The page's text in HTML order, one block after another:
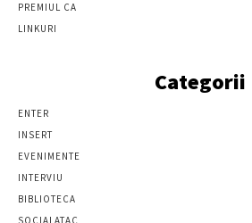
PREMIUL CA
LINKURI
Categorii
ENTER
INSERT
EVENIMENTE
INTERVIU
BIBLIOTECA
SOCIALATAC